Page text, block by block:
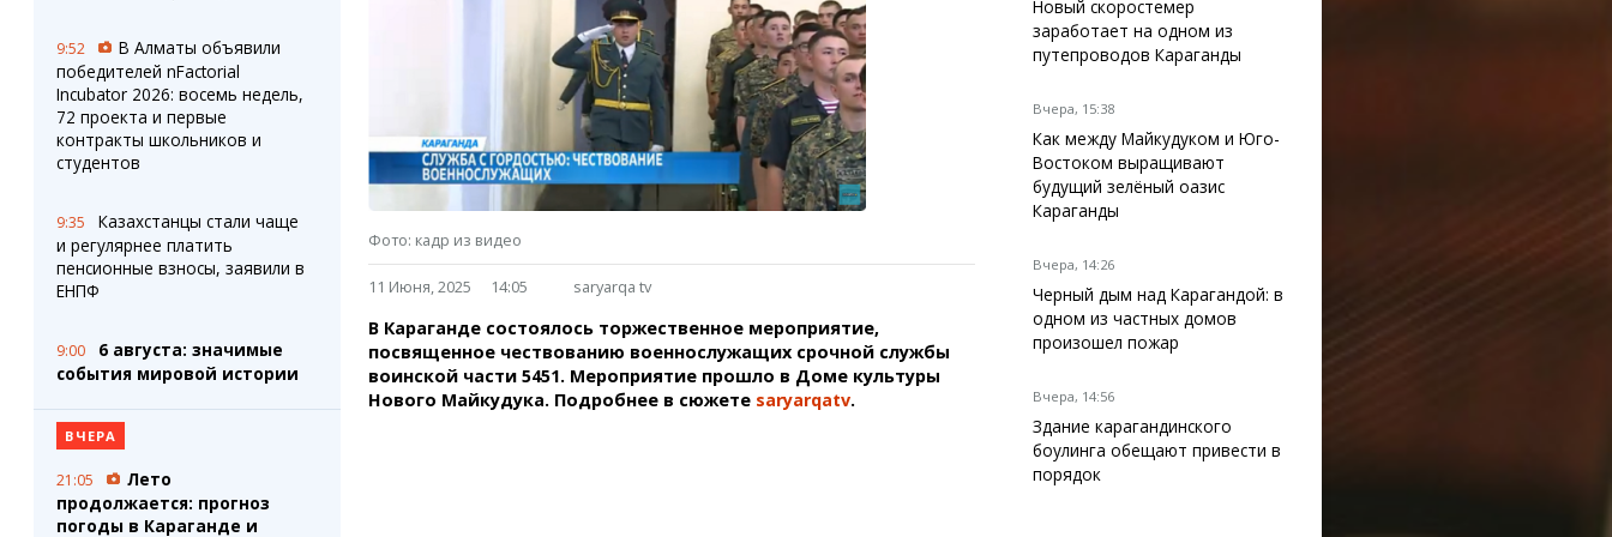
Коллаж недели
Ешкин гороскоп
Темиртау
Балхаш
Жезказган
Видео
3D-тур
Сервисы
Переводчик
Справочник
Расписание транспорта
Экстренные службы
Каталог компаний
9:52
В Алматы объявили
победителей nFactorial
Incubator 2026: восемь недель,
72 проекта и первые
контракты школьников и
студентов
9:35
Казахстанцы стали чаще
и регулярнее платить
пенсионные взносы, заявили в
ЕНПФ
9:00
6 августа: значимые
события мировой истории
ВЧЕРА
21:05
Лето
продолжается: прогноз
погоды в Караганде и
Фото: кадр из видео
11 Июня, 2025 14:05 saryarqa tv
В Караганде состоялось торжественное мероприятие,
посвященное чествованию военнослужащих срочной службы
воинской части 5451. Мероприятие прошло в Доме культуры
Нового Майкудука. Подробнее в сюжете saryarqatv.
Новый скоростемер
заработает на одном из
путепроводов Караганды
Вчера, 15:38
Как между Майкудуком и Юго-
Востоком выращивают
будущий зелёный оазис
Караганды
Вчера, 14:26
Черный дым над Карагандой: в
одном из частных домов
произошел пожар
Вчера, 14:56
Здание карагандинского
боулинга обещают привести в
порядок